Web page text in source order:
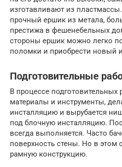
изготавливают из
прочный ершик из метала,
престижа в фешенебельных
стороны ершик можно легко
поломки и приобрести новый
Подготовительные
В процессе подготовительных
материалы и инструменты,
инсталляцию и вырубается
под блочную инсталляцию.
всегда выполняется. Часто
поверхность стены. Но в этом
рамную конструкцию.